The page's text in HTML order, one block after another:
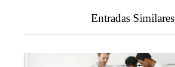
Entradas Similares